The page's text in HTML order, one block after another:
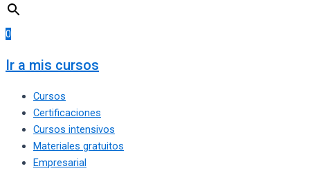
0
Ir a mis cursos
Cursos
Certificaciones
Cursos intensivos
Materiales gratuitos
Empresarial